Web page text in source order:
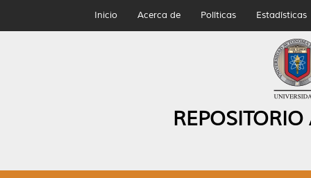
Inicio Acerca de Políticas Estadísticas